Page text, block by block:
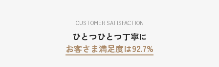
CUSTOMER SATISFACTION
ひとつひとつ丁寧に
お客さま満足度は92.7%